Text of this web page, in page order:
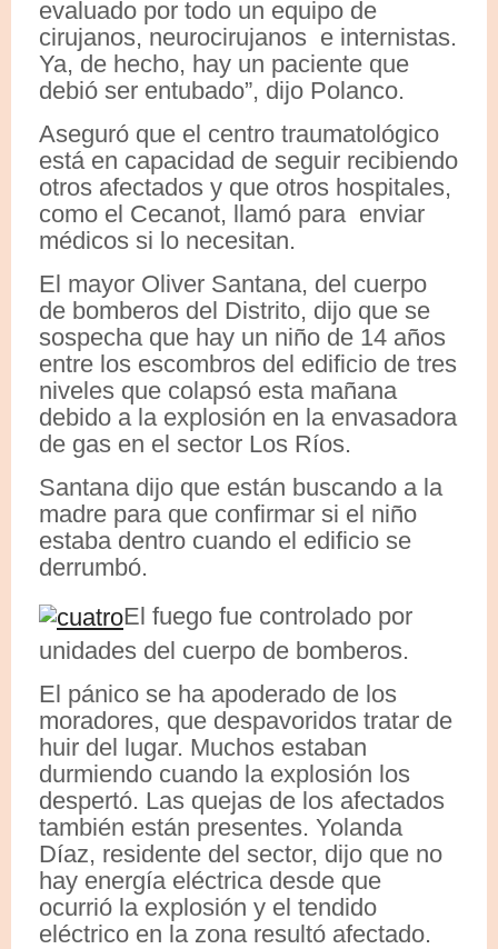
evaluado por todo un equipo de
cirujanos, neurocirujanos e internistas.
Ya, de hecho, hay un paciente que
debió ser entubado”, dijo Polanco.
Aseguró que el centro traumatológico
está en capacidad de seguir recibiendo
otros afectados y que otros hospitales,
como el Cecanot, llamó para enviar
médicos si lo necesitan.
El mayor Oliver Santana, del cuerpo
de bomberos del Distrito, dijo que se
sospecha que hay un niño de 14 años
entre los escombros del edificio de tres
niveles que colapsó esta mañana
debido a la explosión en la envasadora
de gas en el sector Los Ríos.
Santana dijo que están buscando a la
madre para que confirmar si el niño
estaba dentro cuando el edificio se
derrumbó.
El fuego fue controlado por
unidades del cuerpo de bomberos.
El pánico se ha apoderado de los
moradores, que despavoridos tratar de
huir del lugar. Muchos estaban
durmiendo cuando la explosión los
despertó. Las quejas de los afectados
también están presentes. Yolanda
Díaz, residente del sector, dijo que no
hay energía eléctrica desde que
ocurrió la explosión y el tendido
eléctrico en la zona resultó afectado.